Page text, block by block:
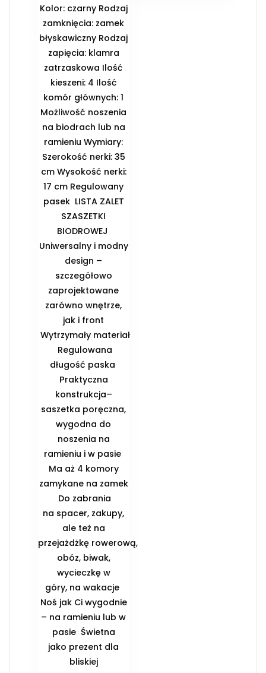
Kolor: czarny Rodzaj
zamknięcia: zamek
błyskawiczny Rodzaj
zapięcia: klamra
zatrzaskowa Ilość
kieszeni: 4 Ilość
komór głównych: 1
Możliwość noszenia
na biodrach lub na
ramieniu Wymiary:
Szerokość nerki: 35
cm Wysokość nerki:
17 cm Regulowany
pasek ️ LISTA ZALET
SZASZETKI
BIODROWEJ ️
Uniwersalny i modny
design –
szczegółowo
zaprojektowane
zarówno wnętrze,
jak i front
️ Wytrzymały materiał
️ Regulowana
długość paska ️
Praktyczna
konstrukcja–
saszetka poręczna,
wygodna do
noszenia na
ramieniu i w pasie ️
Ma aż 4 komory
zamykane na zamek
️ Do zabrania
na spacer, zakupy,
ale też na
przejażdżkę rowerową,
obóz, biwak,
wycieczkę w
góry, na wakacje ️
Noś jak Ci wygodnie
– na ramieniu lub w
pasie ️ Świetna
jako prezent dla
bliskiej